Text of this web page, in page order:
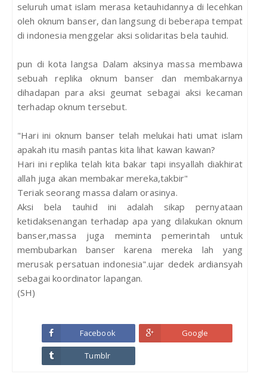
seluruh umat islam merasa ketauhidannya di lecehkan
oleh oknum banser, dan langsung di beberapa tempat
di indonesia menggelar aksi solidaritas bela tauhid.
pun di kota langsa Dalam aksinya massa membawa
sebuah replika oknum banser dan membakarnya
dihadapan para aksi geumat sebagai aksi kecaman
terhadap oknum tersebut.
"Hari ini oknum banser telah melukai hati umat islam
apakah itu masih pantas kita lihat kawan kawan?
Hari ini replika telah kita bakar tapi insyallah diakhirat
allah juga akan membakar mereka,takbir"
Teriak seorang massa dalam orasinya.
Aksi bela tauhid ini adalah sikap pernyataan
ketidaksenangan terhadap apa yang dilakukan oknum
banser,massa juga meminta pemerintah untuk
membubarkan banser karena mereka lah yang
merusak persatuan indonesia".ujar dedek ardiansyah
sebagai koordinator lapangan.
(SH)
Facebook Google
Tumblr